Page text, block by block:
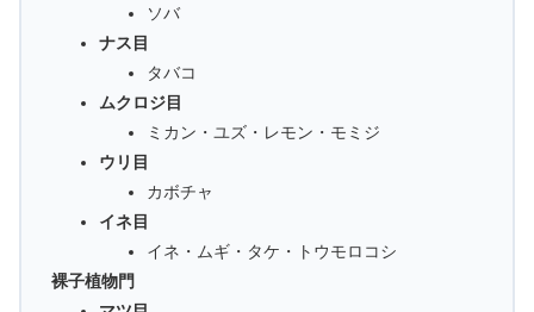
ソバ
ナス目
タバコ
ムクロジ目
ミカン・ユズ・レモン・モミジ
ウリ目
カボチャ
イネ目
イネ・ムギ・タケ・トウモロコシ
裸子植物門